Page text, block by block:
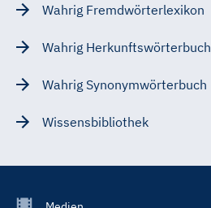
Wahrig Fremdwörterlexikon
Wahrig Herkunftswörterbuch
Wahrig Synonymwörterbuch
Wissensbibliothek
Footer